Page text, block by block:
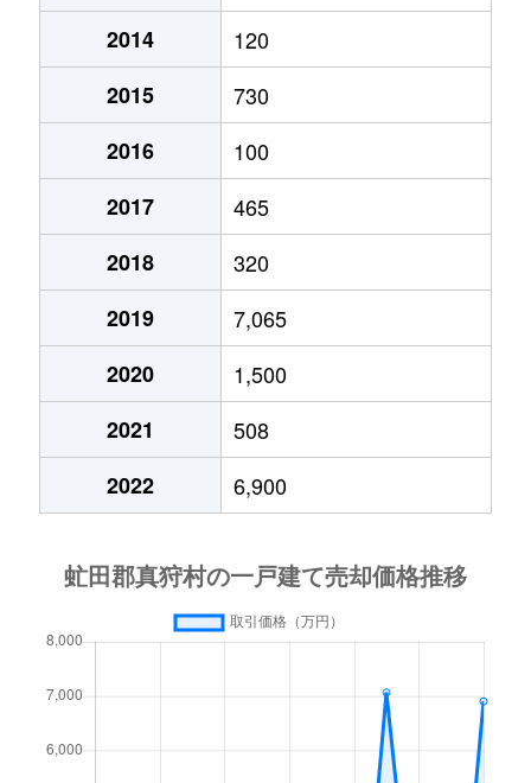
2014
120
2015
730
2016
100
2017
465
2018
320
2019
7,065
2020
1,500
2021
508
2022
6,900